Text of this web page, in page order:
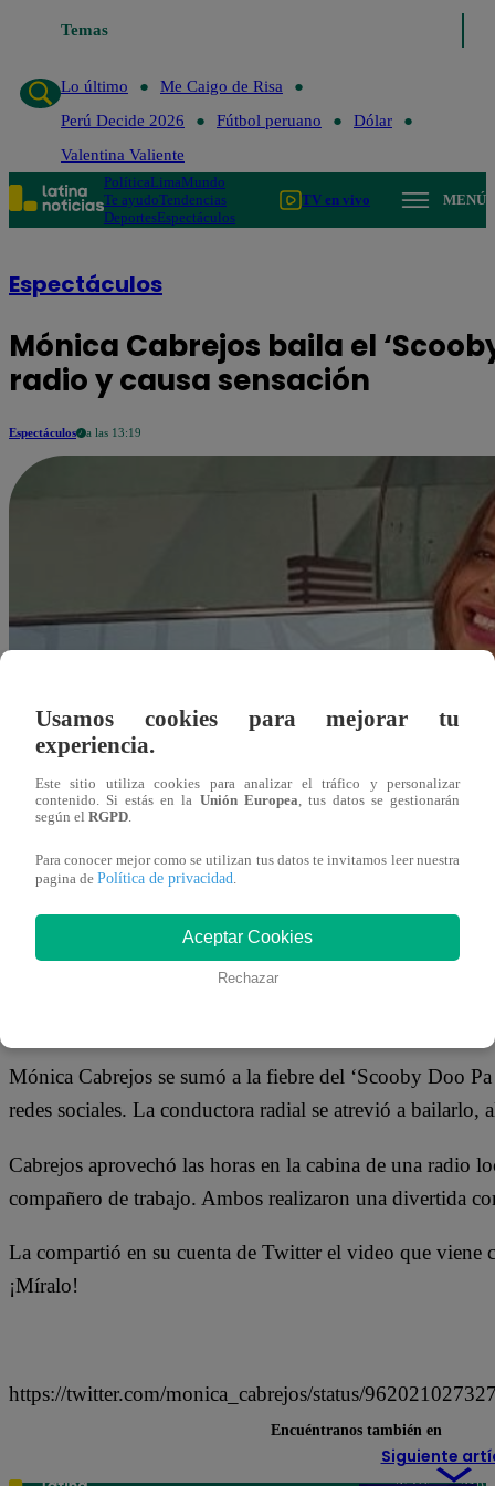
Temas
Lo último
Me Caigo de Risa
Perú Decide 2026
Fútbol peruano
Dólar
Valentina Valiente
PolíticaLimaMundo
Te ayudoTendencias
DeportesEspectáculos
TV en vivo MENÚ
Espectáculos
Mónica Cabrejos baila el
radio y causa sensación
Espectáculos a las 13:19
Redacción Latina
Mónica Cabrejos se sumó a la fiebre del ‘Scooby Doo
redes sociales. La conductora radial se atrevió a bailarlo,
Cabrejos aprovechó las horas en la cabina de una radio
compañero de trabajo. Ambos realizaron una divertida
La compartió en su cuenta de Twitter el video que viene
¡Míralo!
https://twitter.com/monica_cabrejos/status/
Siguiente
Usamos cookies para mejorar tu
experiencia.
Este sitio utiliza cookies para analizar el tráfico y personalizar
contenido. Si estás en la Unión Europea , tus datos se gestionarán
según el RGPD
Para conocer mejor como se utilizan tus datos te invitamos leer nuestra
pagina de Política de privacidad
Aceptar Cookies
Rechazar
Encuéntranos también en